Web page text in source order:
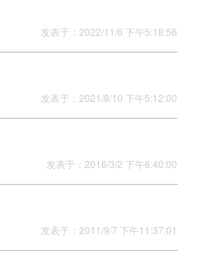
发表于：2022/11/6 下午5:18:56
发表于：2021/8/10 下午5:12:00
发表于：2016/3/2 下午8:40:00
发表于：2011/9/7 下午11:37:01